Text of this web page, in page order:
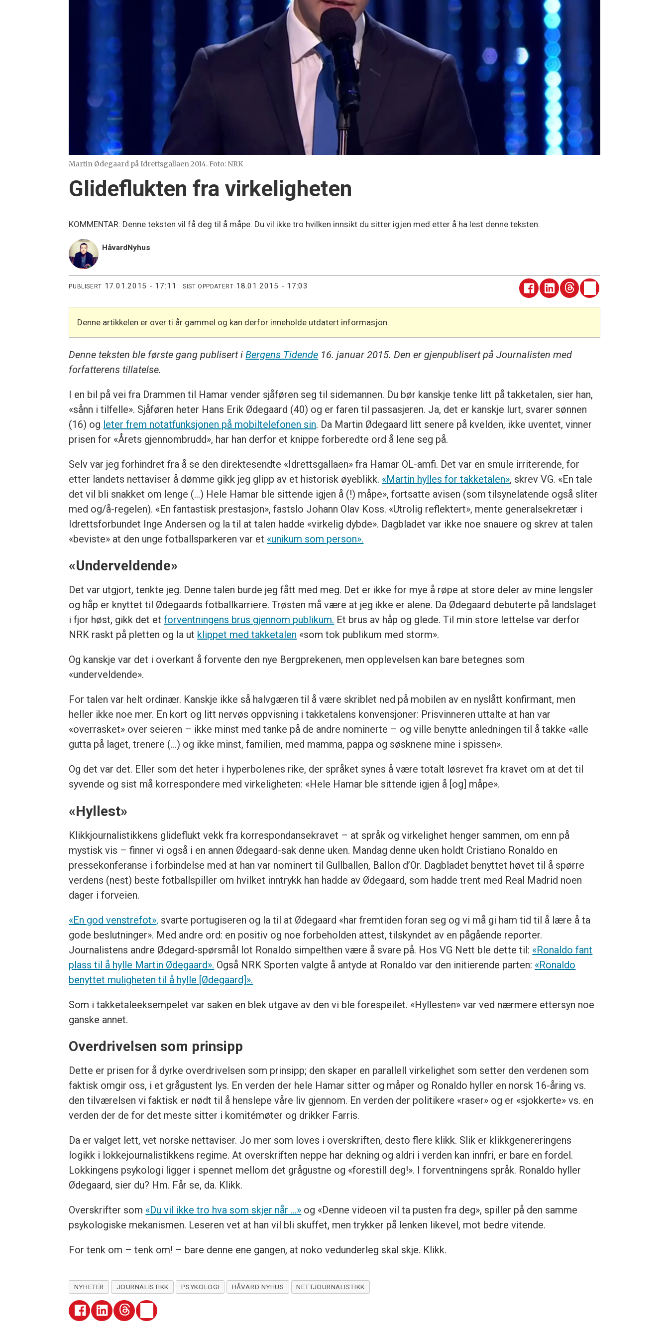
Martin Ødegaard på Idrettsgallaen 2014. Foto: NRK
Glideflukten fra virkeligheten
KOMMENTAR: Denne teksten vil få deg til å måpe. Du vil ikke tro hvilken innsikt du sitter igjen med etter å ha lest denne teksten.
Håvard Nyhus
PUBLISERT 17.01.2015 - 17:11 SIST OPPDATERT 18.01.2015 - 17:03
Denne artikkelen er over ti år gammel og kan derfor inneholde utdatert informasjon.
Denne teksten ble første gang publisert iBergens Tidende 16. januar 2015. Den er gjenpublisert på Journalisten med
forfatterens tillatelse.
I en bil på vei fra Drammen til Hamar vender sjåføren seg til sidemannen. Du bør kanskje tenke litt på takketalen, sier han,
«sånn i tilfelle». Sjåføren heter Hans Erik Ødegaard (40) og er faren til passasjeren. Ja, det er kanskje lurt, svarer sønnen
(16) og leter frem notatfunksjonen på mobiltelefonen sin. Da Martin Ødegaard litt senere på kvelden, ikke uventet, vinner
prisen for «Årets gjennombrudd», har han derfor et knippe forberedte ord å lene seg på.
Selv var jeg forhindret fra å se den direktesendte «Idrettsgallaen» fra Hamar OL-amfi. Det var en smule irriterende, for
etter landets nettaviser å dømme gikk jeg glipp av et historisk øyeblikk. «Martin hylles for takketalen», skrev VG. «En tale
det vil bli snakket om lenge (…) Hele Hamar ble sittende igjen å (!) måpe», fortsatte avisen (som tilsynelatende også sliter
med og/å-regelen). «En fantastisk prestasjon», fastslo Johann Olav Koss. «Utrolig reflektert», mente generalsekretær i
Idrettsforbundet Inge Andersen og la til at talen hadde «virkelig dybde». Dagbladet var ikke noe snauere og skrev at talen
«beviste» at den unge fotballsparkeren var et «unikum som person».
«Underveldende»
Det var utgjort, tenkte jeg. Denne talen burde jeg fått med meg. Det er ikke for mye å røpe at store deler av mine lengsler
og håp er knyttet til Ødegaards fotballkarriere. Trøsten må være at jeg ikke er alene. Da Ødegaard debuterte på landslaget
i fjor høst, gikk det etforventningens brus gjennom publikum. Et brus av håp og glede. Til min store lettelse var derfor
NRK raskt på pletten og la ut klippet med takketalen «som tok publikum med storm».
Og kanskje var det i overkant å forvente den nye Bergprekenen, men opplevelsen kan bare betegnes som
«underveldende».
For talen var helt ordinær. Kanskje ikke så halvgæren til å være skriblet ned på mobilen av en nyslått konfirmant, men
heller ikke noe mer. En kort og litt nervøs oppvisning i takketalens konvensjoner: Prisvinneren uttalte at han var
«overrasket» over seieren – ikke minst med tanke på de andre nominerte – og ville benytte anledningen til å takke «alle
gutta på laget, trenere (…) og ikke minst, familien, med mamma, pappa og søsknene mine i spissen».
Og det var det. Eller som det heter i hyperbolenes rike, der språket synes å være totalt løsrevet fra kravet om at det til
syvende og sist må korrespondere med virkeligheten: «Hele Hamar ble sittende igjen å [og] måpe».
«Hyllest»
Klikkjournalistikkens glideflukt vekk fra korrespondansekravet – at språk og virkelighet henger sammen, om enn på
mystisk vis – finner vi også i en annen Ødegaard-sak denne uken. Mandag denne uken holdt Cristiano Ronaldo en
pressekonferanse i forbindelse med at han var nominert til Gullballen, Ballon d’Or. Dagbladet benyttet høvet til å spørre
verdens (nest) beste fotballspiller om hvilket inntrykk han hadde av Ødegaard, som hadde trent med Real Madrid noen
dager i forveien.
«En god venstrefot», svarte portugiseren og la til at Ødegaard «har fremtiden foran seg og vi må gi ham tid til å lære å ta
gode beslutninger». Med andre ord: en positiv og noe forbeholden attest, tilskyndet av en pågående reporter.
Journalistens andre Ødegard-spørsmål lot Ronaldo simpelthen være å svare på. Hos VG Nett ble dette til: «Ronaldo fant
plass til å hylle Martin Ødegaard». Også NRK Sporten valgte å antyde at Ronaldo var den initierende parten: «Ronaldo
benyttet muligheten til å hylle [Ødegaard]».
Som i takketaleeksempelet var saken en blek utgave av den vi ble forespeilet. «Hyllesten» var ved nærmere ettersyn noe
ganske annet.
Overdrivelsen som prinsipp
Dette er prisen for å dyrke overdrivelsen som prinsipp; den skaper en parallell virkelighet som setter den verdenen som
faktisk omgir oss, i et grågustent lys. En verden der hele Hamar sitter og måper og Ronaldo hyller en norsk 16-åring vs.
den tilværelsen vi faktisk er nødt til å henslepe våre liv gjennom. En verden der politikere «raser» og er «sjokkerte» vs. en
verden der de for det meste sitter i komitémøter og drikker Farris.
Da er valget lett, vet norske nettaviser. Jo mer som loves i overskriften, desto flere klikk. Slik er klikkgenereringens
logikk i lokkejournalistikkens regime. At overskriften neppe har dekning og aldri i verden kan innfri, er bare enfordel.
Lokkingens psykologi ligger i spennet mellom det grågustne og «forestill deg!». I forventningens språk. Ronaldo hyller
Ødegaard, sier du? Hm. Får se, da. Klikk.
Overskrifter som «Du vil ikke tro hva som skjer når …» og «Denne videoen vil ta pusten fra deg», spiller på den samme
psykologiske mekanismen. Leseren vet at han vil bli skuffet, men trykker på lenken likevel, mot bedre vitende.
For tenk om – tenk om! – bare denne ene gangen, at noko vedunderleg skal skje. Klikk.
NYHETER JOURNALISTIKK PSYKOLOGI HÅVARD NYHUS NETTJOURNALISTIKK